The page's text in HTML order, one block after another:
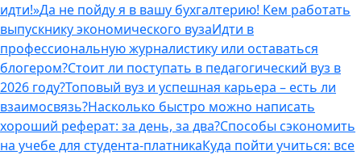
идти!»Да не пойду я в вашу бухгалтерию! Кем работать
выпускнику экономического вузаИдти в
профессиональную журналистику или оставаться
блогером?Стоит ли поступать в педагогический вуз в
2026 году?Топовый вуз и успешная карьера – есть ли
взаимосвязь?Насколько быстро можно написать
хороший реферат: за день, за два?Способы сэкономить
на учебе для студента-платникаКуда пойти учиться: все